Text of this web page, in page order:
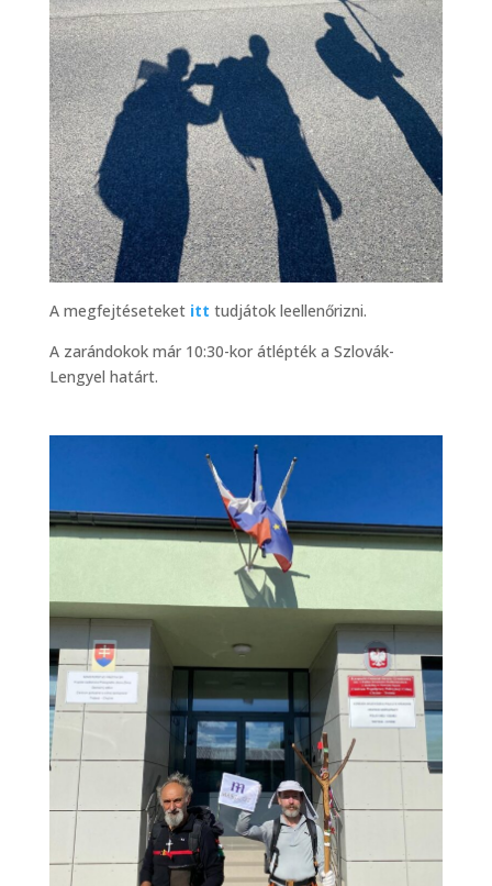
A megfejtéseteket itt tudjátok leellenőrizni.
A zarándokok már 10:30-kor átlépték a Szlovák-
Lengyel határt.